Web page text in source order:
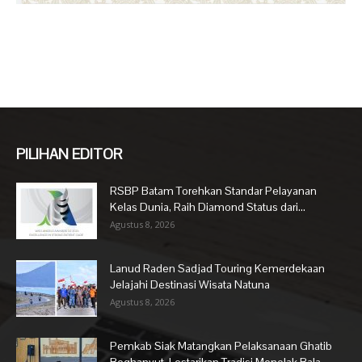
PILIHAN EDITOR
RSBP Batam Torehkan Standar Pelayanan
Kelas Dunia, Raih Diamond Status dari...
Agustus 8, 2026
Lanud Raden Sadjad Touring Kemerdekaan
Jelajahi Destinasi Wisata Natuna
Agustus 8, 2026
Pemkab Siak Matangkan Pelaksanaan Ghatib